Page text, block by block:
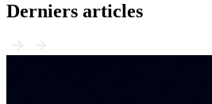
Derniers articles